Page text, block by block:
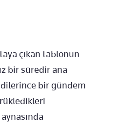
çıkan tablonun
bir süredir ana
bir gündem